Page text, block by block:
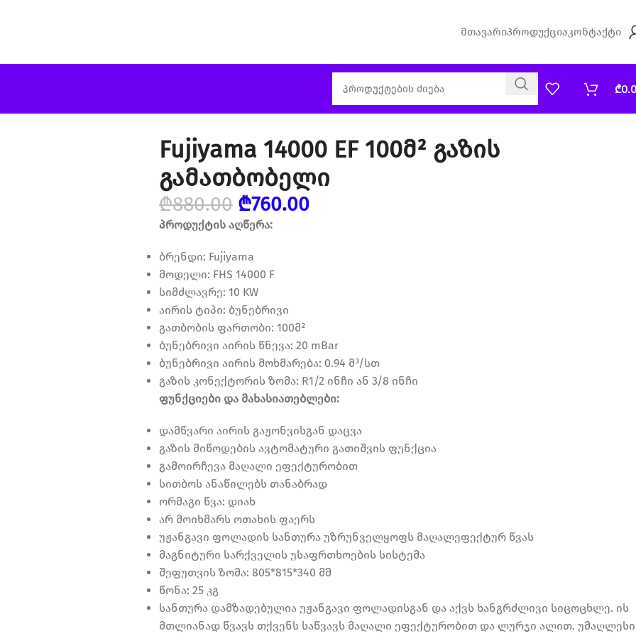
ᲛთავარიᲞროდუქციაᲙონტაქტი
₾
Fujiyama 14000 EF 100მ² გაზის
გამათბობელი
₾880.00 ₾760.00
პროდუქტის აღწერა:
ბრენდი: Fujiyama
მოდელი: FHS 14000 F
სიმძლავრე: 10 KW
აირის ტიპი: ბუნებრივი
გათბობის ფართობი: 100მ²
ბუნებრივი აირის წნევა: 20 mBar
ბუნებრივი აირის მოხმარება: 0.94 მ³/სთ
გაზის კონექტორის ზომა: R1/2 ინჩი ან 3/8 ინჩი
ფუნქციები და მახასიათებლები:
დამწვარი აირის გაჟონვისგან დაცვა
გაზის მიწოდების ავტომატური გათიშვის ფუნქცია
გამოირჩევა მაღალი ეფექტურობით
სითბოს ანაწილებს თანაბრად
ორმაგი წვა: დიახ
არ მოიხმარს ოთახის ფაერს
უჟანგავი ფოლადის სანთურა უზრუნველყოფს მაღალეფექტურ წვას
მაგნიტური სარქველის უსაფრთხოების სისტემა
შეფუთვის ზომა: 805*815*340 მმ
წონა: 25 კგ
სანთურა დამზადებულია უჟანგავი ფოლადისგან და აქვს ხანგრძლივი სიცოცხლე. ის
მთლიანად წვავს თქვენს საწვავს მაღალი ეფექტურობით და ლურჯი ალით. უმაღლესი